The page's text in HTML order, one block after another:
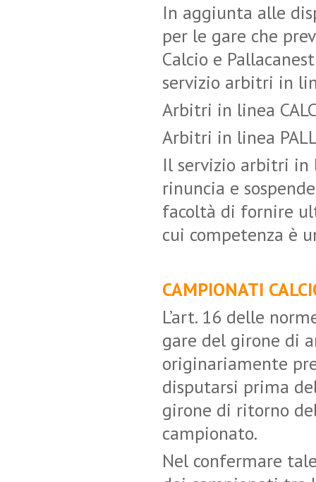
In aggiunta alle
per le gare che
Calcio e
servizio arbitri in
Arbitri in linea
Arbitri in linea
Il servizio arbitri in
rinuncia e
facoltà di fornire
cui competenza è
CAMPIONATI
L’art. 16 delle
gare del girone di
originariamente
disputarsi prima
girone di ritorno
campionato.
Nel confermare